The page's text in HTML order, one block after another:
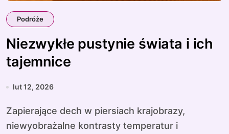
Podróże
Niezwykłe pustynie świata i ich
tajemnice
lut 12, 2026
Zapierające dech w piersiach krajobrazy,
niewyobrażalne kontrasty temperatur i